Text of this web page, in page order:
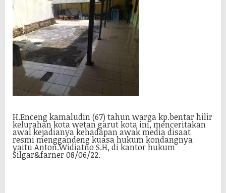
H.Enceng kamaludin (67) tahun warga kp.bentar hilir
kelurahan kota wetan garut kota ini, menceritakan
awal kejadianya kehadapan awak media disaat
resmi menggandeng kuasa hukum kondangnya
yaitu Anton.Widiatno S.H, di kantor hukum
Silgar&farner 08/06/22.